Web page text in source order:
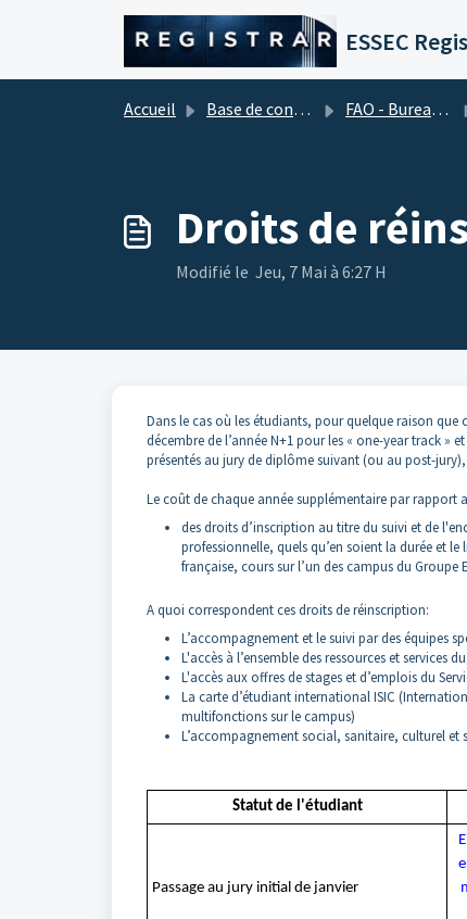
Passer au contenu principal
ESSEC
Accueil Base de connaissances FAO - Bureau d'aide financière (Frais de scolarité)
Droits de
Modifié le Jeu, 7 Mai à 6:27 H
Dans le cas où les étudiants, pour quelque raison
décembre de l’année N+1 pour les « one-year track »
présentés au jury de diplôme suivant (ou au post-
Le coût de chaque année supplémentaire par rapport
des droits d’inscription au titre du suivi et de
professionnelle, quels qu’en soient la durée et
française, cours sur l’un des campus du Groupe
A quoi correspondent ces droits de réinscription:
L’accompagnement et le suivi par des équipes
L'accès à l’ensemble des ressources et services
L'accès aux offres de stages et d’emplois du
La carte d’étudiant international ISIC
multifonctions sur le campus)
L’accompagnement social, sanitaire, culturel et
Statut de l'étudiant
Passage au jury initial de janvier